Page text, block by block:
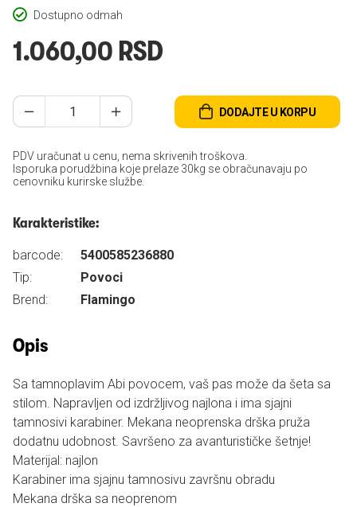
Dostupno odmah
1.060,00 RSD
DODAJTE U KORPU
PDV uračunat u cenu, nema skrivenih troškova.
Isporuka porudžbina koje prelaze 30kg se obračunavaju po
cenovniku kurirske službe.
Karakteristike:
barcode:
5400585236880
Tip:
Povoci
Brend:
Flamingo
Opis
Sa tamnoplavim Abi povocem, vaš pas može da šeta sa
stilom. Napravljen od izdržljivog najlona i ima sjajni
tamnosivi karabiner. Mekana neoprenska drška pruža
dodatnu udobnost. Savršeno za avanturističke šetnje!
Materijal: najlon
Karabiner ima sjajnu tamnosivu završnu obradu
Mekana drška sa neoprenom